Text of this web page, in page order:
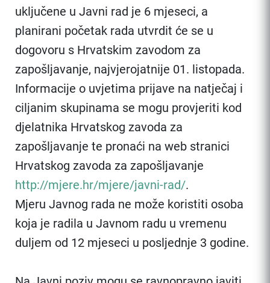
uključene u Javni rad je 6 mjeseci, a
planirani početak rada utvrdit će se u
dogovoru s Hrvatskim zavodom za
zapošljavanje, najvjerojatnije 01. listopada.
Informacije o uvjetima prijave na natječaj i
ciljanim skupinama se mogu provjeriti kod
djelatnika Hrvatskog zavoda za
zapošljavanje te pronaći na web stranici
Hrvatskog zavoda za zapošljavanje
http://mjere.hr/mjere/javni-rad/.
Mjeru Javnog rada ne može koristiti osoba
koja je radila u Javnom radu u vremenu
duljem od 12 mjeseci u posljednje 3 godine.